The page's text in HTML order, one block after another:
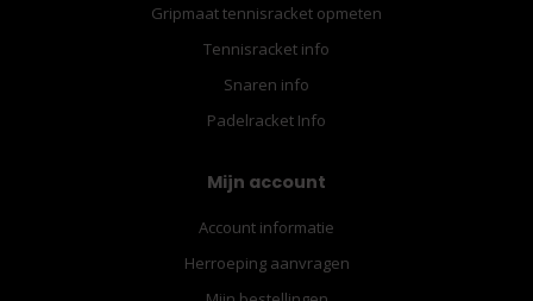
Gripmaat tennisracket opmeten
Tennisracket info
Snaren info
Padelracket Info
Mijn account
Account informatie
Herroeping aanvragen